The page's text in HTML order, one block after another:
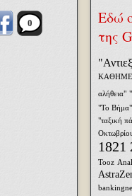
0
Εδώ
της
αλήθεια"
"Το Βήμα"
"ταξική
Tooz